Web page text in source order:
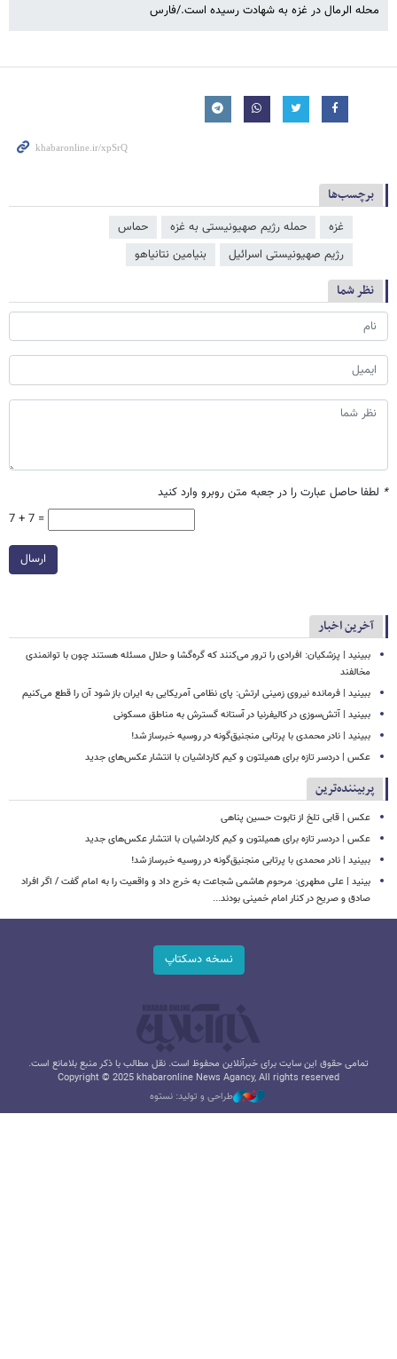
محله الرمال در غزه به شهادت رسیده است./فارس
برچسب‌ها
غزه حمله رژیم صهیونیستی به غزه
حماس
رژیم صهیونیستی اسرائیل
بنیامین نتانیاهو
نظر شما
* لطفا حاصل عبارت را در جعبه متن روبرو وارد کنید
7 + 7 =
ارسال
آخرین اخبار
ببینید | پزشکیان: افرادی را ترور می‌کنند که گره‌گشا و حلال مسئله هستند چون با توانمندی
مخالفند
ببینید | فرمانده نیروی زمینی ارتش: پای نظامی آمریکایی به ایران باز شود آن را قطع می‌کنیم
ببینید | آتش‌سوزی در کالیفرنیا در آستانه گسترش به مناطق مسکونی
ببینید | نادر محمدی با پرتابی منجنیق‌گونه در روسیه خبرساز شد!
عکس | دردسر تازه برای همیلتون و کیم کارداشیان با انتشار عکس‌های جدید
پربیننده‌ترین
عکس | قابی تلخ از تابوت حسین پناهی
عکس | دردسر تازه برای همیلتون و کیم کارداشیان با انتشار عکس‌های جدید
ببینید | نادر محمدی با پرتابی منجنیق‌گونه در روسیه خبرساز شد!
بینید | علی مطهری: مرحوم هاشمی شجاعت به خرج داد و واقعیت را به امام گفت / اگر افراد
صادق و صریح در کنار امام خمینی بودند...
نسخه دسکتاپ
تمامی حقوق این سایت برای خبرآنلاین محفوظ است. نقل مطالب با ذکر منبع بلامانع است.
Copyright © 2025 khabaronline News Agancy, All rights reserved
طراحی و تولید: نستوه